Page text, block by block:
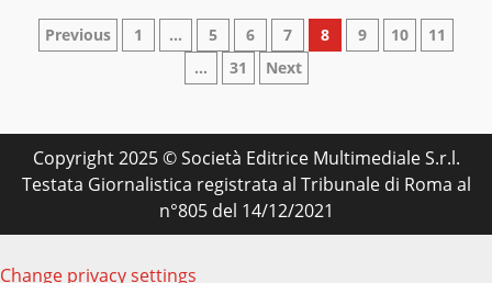
Paginazione
articoli
Previous 1 … 5 6 7 8 9 10
11
…
31 Next
Copyright 2025 © Società Editrice Multimediale S.r.l.
Testata Giornalistica registrata al Tribunale di Roma al
n°805 del 14/12/2021
Change privacy settings